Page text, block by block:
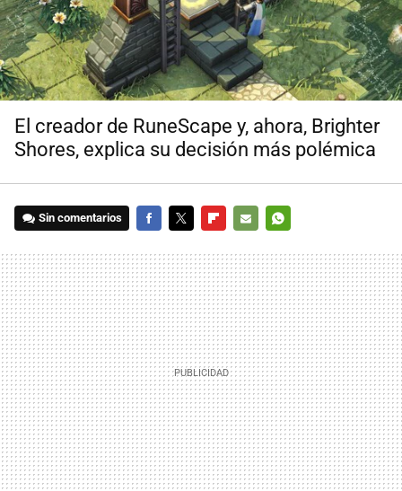
El creador de RuneScape y, ahora, Brighter
Shores, explica su decisión más polémica
Sin comentarios
MAIL